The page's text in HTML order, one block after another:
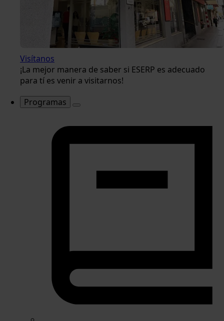
Visítanos
¡La mejor manera de saber si ESERP es adecuado
para tí es venir a visitarnos!
Programas